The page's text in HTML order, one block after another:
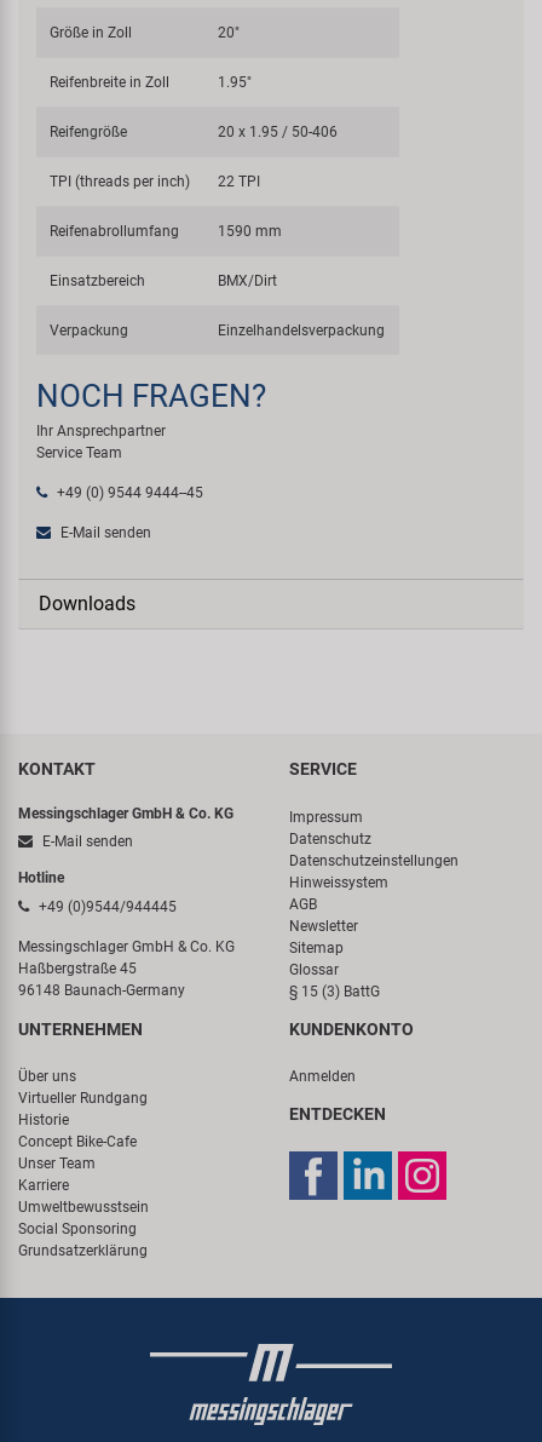
Größe in Zoll 20"
Reifenbreite in Zoll 1.95"
Reifengröße 20 x 1.95 / 50-406
TPI (threads per inch) 22 TPI
Reifenabrollumfang 1590 mm
Einsatzbereich BMX/Dirt
Verpackung Einzelhandelsverpackung
NOCH FRAGEN?
Ihr Ansprechpartner
Service Team
+49 (0) 9544 9444--45
E-Mail senden
Downloads
KONTAKT
Messingschlager GmbH & Co. KG
E-Mail senden
Hotline
+49 (0)9544/944445
Messingschlager GmbH & Co. KG
Haßbergstraße 45
96148 Baunach-Germany
SERVICE
Impressum
Datenschutz
Datenschutzeinstellungen
Hinweissystem
AGB
Newsletter
Sitemap
Glossar
§ 15 (3) BattG
UNTERNEHMEN
Über uns
Virtueller Rundgang
Historie
Concept Bike-Cafe
Unser Team
Karriere
Umweltbewusstsein
Social Sponsoring
Grundsatzerklärung
KUNDENKONTO
Anmelden
ENTDECKEN